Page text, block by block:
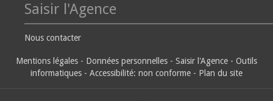
Saisir l'Agence
Nous contacter
Mentions légales - Données personnelles - Saisir l'Agence - Outils
informatiques - Accessibilité: non conforme - Plan du site